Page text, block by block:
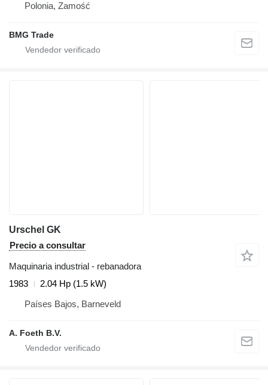
Polonia, Zamość
BMG Trade
Urschel GK
Precio a consultar
Maquinaria industrial - rebanadora
1983
2.04 Hp (1.5 kW)
Países Bajos, Barneveld
A. Foeth B.V.